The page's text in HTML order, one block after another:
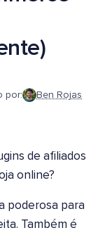
por: Ben Rojas
de afiliados
online?
poderosa para
Também é